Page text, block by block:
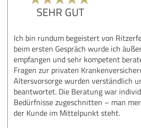
SEHR GUT
Ich bin rundum begeistert von
beim ersten Gespräch wurde ich
empfangen und sehr kompetent
Fragen zur privaten
Altersvorsorge wurden verständlich
beantwortet. Die Beratung war
Bedürfnisse zugeschnitten – man
der Kunde im Mittelpunkt steht.